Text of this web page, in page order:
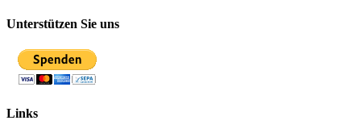
Unterstützen Sie uns
Links